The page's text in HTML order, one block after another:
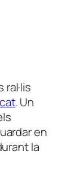
ral·lis
. Un
en
la